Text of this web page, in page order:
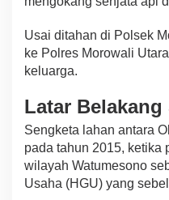
Usai ditahan di Polsek
ke Polres Morowali
keluarga.
Latar
Sengketa lahan antara
pada tahun 2015, ketika
wilayah Watumesono
Usaha (HGU) yang